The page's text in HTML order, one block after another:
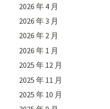
2026 年 4 月
2026 年 3 月
2026 年 2 月
2026 年 1 月
2025 年 12 月
2025 年 11 月
2025 年 10 月